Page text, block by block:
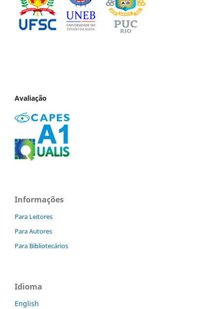
Avaliação
Informações
Para Leitores
Para Autores
Para Bibliotecários
Idioma
English